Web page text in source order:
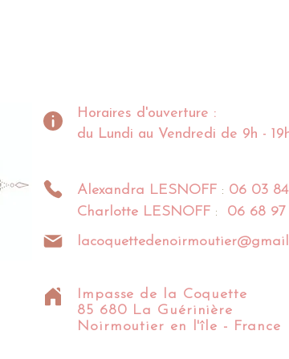
Horaires d'ouverture :
du Lundi au Vendredi de 9h -
Alexandra LESNOFF : 06 03
Charlotte LESNOFF : 06 68
Impasse de la Coquette
85 680 La Guérinière
Noirmoutier en l'île - France​​